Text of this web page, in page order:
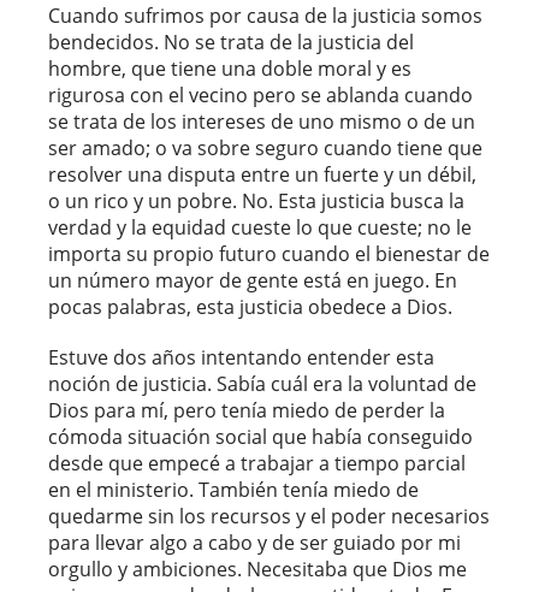
Cuando sufrimos por causa de la justicia somos
bendecidos. No se trata de la justicia del
hombre, que tiene una doble moral y es
rigurosa con el vecino pero se ablanda cuando
se trata de los intereses de uno mismo o de un
ser amado; o va sobre seguro cuando tiene que
resolver una disputa entre un fuerte y un débil,
o un rico y un pobre. No. Esta justicia busca la
verdad y la equidad cueste lo que cueste; no le
importa su propio futuro cuando el bienestar de
un número mayor de gente está en juego. En
pocas palabras, esta justicia obedece a Dios.
Estuve dos años intentando entender esta
noción de justicia. Sabía cuál era la voluntad de
Dios para mí, pero tenía miedo de perder la
cómoda situación social que había conseguido
desde que empecé a trabajar a tiempo parcial
en el ministerio. También tenía miedo de
quedarme sin los recursos y el poder necesarios
para llevar algo a cabo y de ser guiado por mi
orgullo y ambiciones. Necesitaba que Dios me